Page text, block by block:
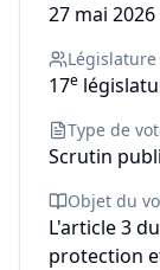
27 mai 2026
Législature
17e
Type de
Scrutin
Objet du
L'article 3
protection